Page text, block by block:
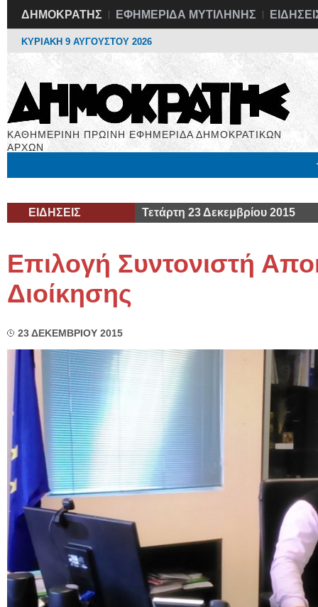
ΔΗΜΟΚΡΑΤΗΣ ΕΦΗΜΕΡΙΔΑ ΜΥΤΙΛΗΝΗΣ
ΚΥΡΙΑΚΗ 9 ΑΥΓΟΥΣΤΟΥ 2026
ΚΑΘΗΜΕΡΙΝΗ ΠΡΩΙΝΗ ΕΦΗΜΕΡΙΔΑ ΔΗΜΟΚΡΑΤΙΚΩΝ
ΑΡΧΩΝ
ΕΙΔΗΣΕΙΣ Τετάρτη 23 Δεκεμβρίου 2015
Επιλογή Συντονιστή
Διοίκησης
23 ΔΕΚΕΜΒΡΙΟΥ 2015